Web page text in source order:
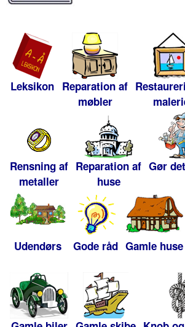
Leksikon Reparation af
møbler
Rensning af
metaller
Reparation af
huse
Gør
Udendørs Gode råd Gamle huse